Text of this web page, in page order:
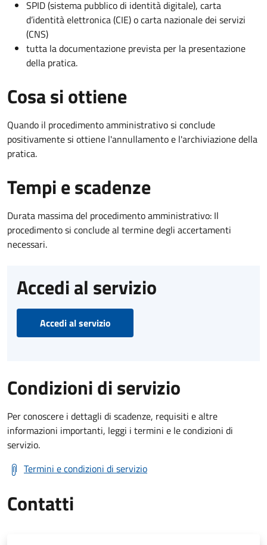
SPID (sistema pubblico di identità digitale), carta
d’identità elettronica (CIE) o carta nazionale dei servizi
(CNS)
tutta la documentazione prevista per la presentazione
della pratica.
Cosa si ottiene
Quando il procedimento amministrativo si conclude
positivamente si ottiene l'annullamento e l'archiviazione della
pratica.
Tempi e scadenze
Durata massima del procedimento amministrativo: Il
procedimento si conclude al termine degli accertamenti
necessari.
Accedi al servizio
Accedi al servizio
Condizioni di servizio
Per conoscere i dettagli di scadenze, requisiti e altre
informazioni importanti, leggi i termini e le condizioni di
servizio.
Termini e condizioni di servizio
Contatti